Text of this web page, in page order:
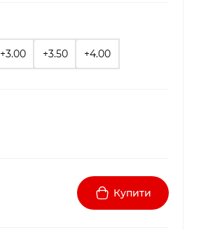
+3.00 +3.50 +4.00
Купити